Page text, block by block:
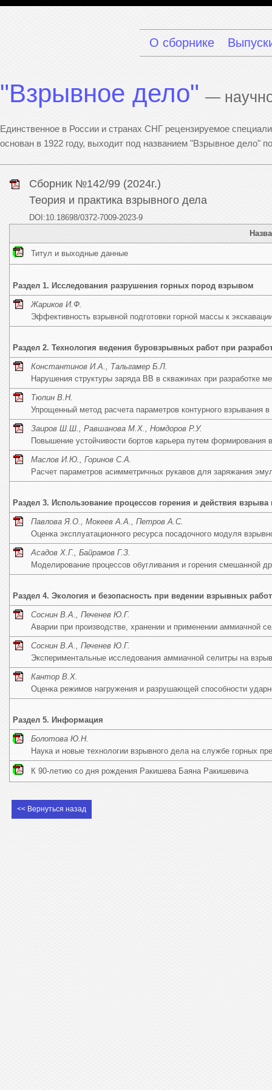
О сборнике
"Взрывное дело" —
Единственное в России и странах СНГ рецензируемое
основан в 1922 году, выходит под названием "Взрывное
Сборник №142/99 (2024г.)
Теория и практика взрывного дела
DOI:10.18698/0372-7009-2023-9
Титул и выходные данные
Раздел 1. Исследования разрушения горных пород взрывом
Жариков И.Ф.
Эффективность взрывной подготовки горной массы к
Раздел 2. Технология ведения буровзрывных работ при
Константинов И.А., Тальгамер Б.Л.
Нарушения структуры заряда ВВ в скважинах при разработке
Тюпин В.Н.
Упрощенный метод расчета параметров контурного взрывания
Заиров Ш.Ш., Равшанова М.Х., Номдоров Р.У.
Повышение устойчивости бортов карьера путем формирования
Маслов И.Ю., Горинов С.А.
Расчет параметров асимметричных рукавов для заряжания
Раздел 3. Использование процессов горения и действия
Павлова Я.О., Мокеев А.А., Петров А.С.
Оценка эксплуатационного ресурса посадочного модуля
Асадов Х.Г., Байрамов Г.З.
Моделирование процессов обугливания и горения смешанной
Раздел 4. Экология и безопасность при ведении взрывных работ
Соснин В.А., Печенев Ю.Г.
Аварии при производстве, хранении и применении аммиачной
Соснин В.А., Печенев Ю.Г.
Экспериментальные исследования аммиачной селитры на
Кантор В.Х.
Оценка режимов нагружения и разрушающей способности
Раздел 5. Информация
Болотова Ю.Н.
Наука и новые технологии взрывного дела на службе горных
К 90-летию со дня рождения Ракишева Баяна Ракишевича
<< Вернуться назад